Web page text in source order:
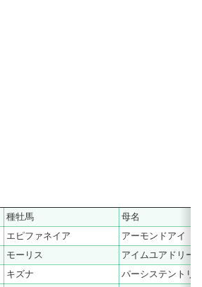
種牡馬
母名
エピファネイア
アーモンドアイ
モーリス
アイムユアドリー
キズナ
パーシステントリ